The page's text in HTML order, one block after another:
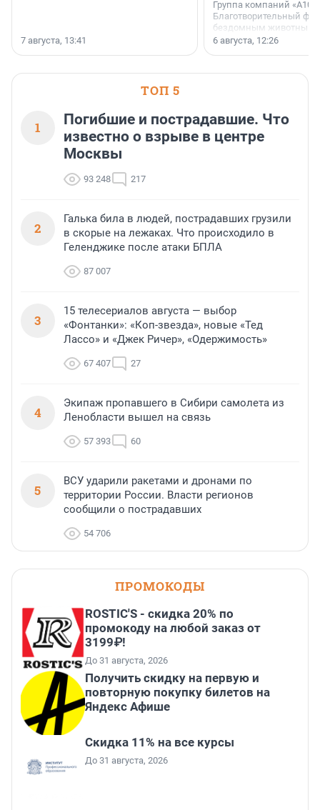
7 августа, 13:41
Группа компаний
Благотворительный
бездомным животным
заключили соглашение
6 августа, 12:26
ТОП 5
1
Погибшие и пострадавшие. Что
известно о взрыве в центре
Москвы
93 248 217
2
Галька била в людей, пострадавших грузили
в скорые на лежаках. Что происходило в
Геленджике после атаки БПЛА
87 007
3
15 телесериалов августа — выбор
«Фонтанки»: «Коп-звезда», новые «Тед
Лассо» и «Джек Ричер», «Одержимость»
67 407 27
4
Экипаж пропавшего в Сибири самолета из
Ленобласти вышел на связь
57 393 60
5
ВСУ ударили ракетами и дронами по
территории России. Власти регионов
сообщили о пострадавших
54 706
ПРОМОКОДЫ
ROSTIC'S - скидка 20% по
промокоду на любой заказ от
3199₽!
До 31 августа, 2026
Получить скидку на первую и
повторную покупку билетов на
Яндекс Афише
Скидка 11% на все курсы
До 31 августа, 2026